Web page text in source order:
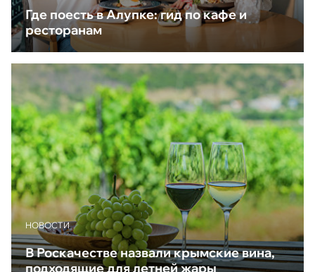
Где поесть в Алупке: гид по кафе и
ресторанам
НОВОСТИ
В Роскачестве назвали крымские вина,
подходящие для летней жары